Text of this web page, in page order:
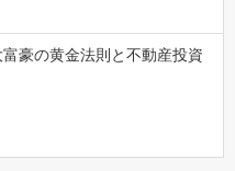
豪の黄金法則と不動産投資